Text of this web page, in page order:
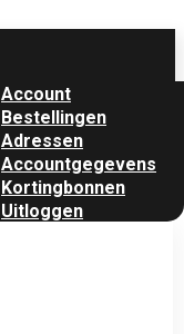
Account
Bestellingen
Adressen
Accountgegevens
Kortingbonnen
Uitloggen